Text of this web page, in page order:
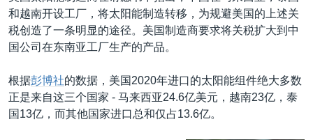
和越南开设工厂，将太阳能制造转移，为规避美国的上述关
税创造了一条明显的途径。美国制造商要求将关税扩大到中
国公司在东南亚工厂生产的产品。
根据彭博社的数据，美国2020年进口的太阳能组件绝大多数
正是来自这三个国家 - 马来西亚24.6亿美元，越南23亿，泰
国13亿，而其他国家进口总和仅占13.6亿。